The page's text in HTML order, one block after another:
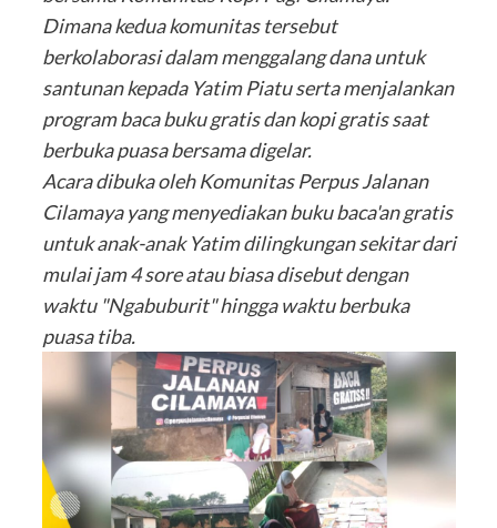
Dimana kedua komunitas tersebut
berkolaborasi dalam menggalang dana untuk
santunan kepada Yatim Piatu serta menjalankan
program baca buku gratis dan kopi gratis saat
berbuka puasa bersama digelar.
Acara dibuka oleh Komunitas Perpus Jalanan
Cilamaya yang menyediakan buku baca'an gratis
untuk anak-anak Yatim dilingkungan sekitar dari
mulai jam 4 sore atau biasa disebut dengan
waktu "Ngabuburit" hingga waktu berbuka
puasa tiba.